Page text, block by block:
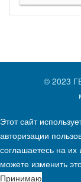
© 2023
Этот сайт
авторизации
соглашаетесь на их
можете изменить
Принимаю